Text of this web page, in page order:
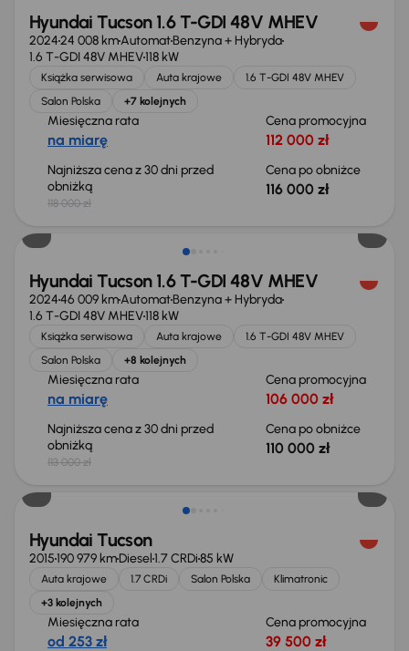
Hyundai Tucson 1.6 T-GDI 48V MHEV
202424 008 kmAutomatBenzyna + Hybryda
1.6 T-GDI 48V MHEV118 kW
Książka serwisowa Auta krajowe
1.6 T-GDI 48V MHEV
Salon Polska
+7 kolejnych
Miesięczna rata
na miarę
Cena promocyjna
112 000 zł
Najniższa cena z 30 dni przed
obniżką
118 000 zł
Cena po obniżce
116 000 zł
Taniej o 3 000 zł
Hyundai Tucson 1.6 T-GDI 48V MHEV
202446 009 kmAutomatBenzyna + Hybryda
1.6 T-GDI 48V MHEV118 kW
Książka serwisowa Auta krajowe
1.6 T-GDI 48V MHEV
Salon Polska
+8 kolejnych
Miesięczna rata
na miarę
Cena promocyjna
106 000 zł
Najniższa cena z 30 dni przed
obniżką
113 000 zł
Cena po obniżce
110 000 zł
Taniej o 500 zł
Hyundai Tucson
2015190 979 kmDiesel1.7 CRDi85 kW
Auta krajowe 1.7 CRDi Salon Polska
Klimatronic
+3 kolejnych
Miesięczna rata
od 253 zł
Cena promocyjna
39 500 zł